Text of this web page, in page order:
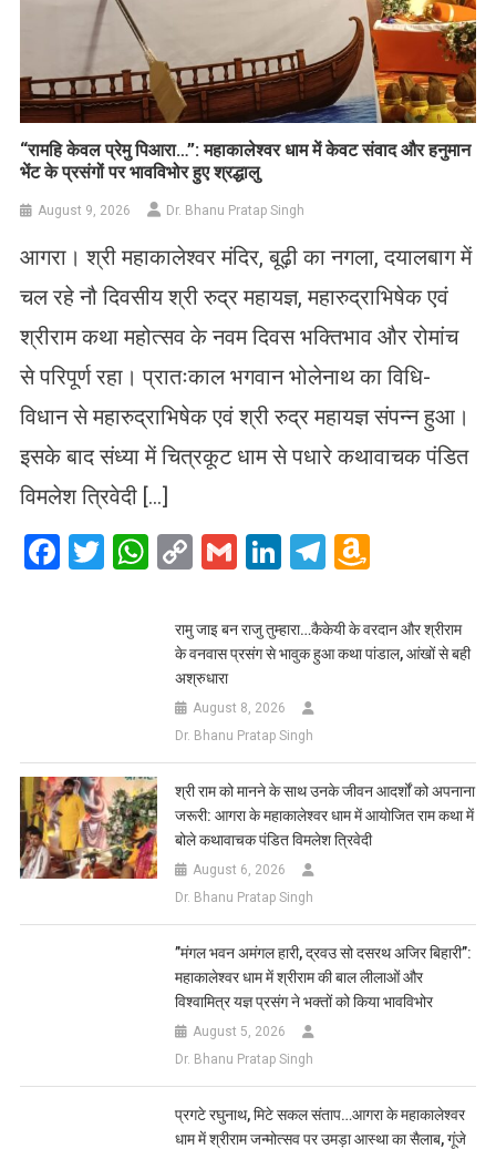
​“रामहि केवल प्रेमु पिआरा…”: महाकालेश्वर धाम में केवट संवाद और हनुमान
भेंट के प्रसंगों पर भावविभोर हुए श्रद्धालु
August 9, 2026 Dr. Bhanu Pratap Singh
आगरा। श्री महाकालेश्वर मंदिर, बूढ़ी का नगला, दयालबाग में
चल रहे नौ दिवसीय श्री रुद्र महायज्ञ, महारुद्राभिषेक एवं
श्रीराम कथा महोत्सव के नवम दिवस भक्तिभाव और रोमांच
से परिपूर्ण रहा। प्रातःकाल भगवान भोलेनाथ का विधि-
विधान से महारुद्राभिषेक एवं श्री रुद्र महायज्ञ संपन्न हुआ।
इसके बाद संध्या में चित्रकूट धाम से पधारे कथावाचक पंडित
विमलेश त्रिवेदी […]
Facebook
Twitter
WhatsApp
CopyGmailLinkedIn
Telegram
List
रामु जाइ बन राजु तुम्हारा…कैकेयी के वरदान और श्रीराम
के वनवास प्रसंग से भावुक हुआ कथा पांडाल, आंखों से बही
अश्रुधारा
August 8, 2026
Dr. Bhanu Pratap Singh
​श्री राम को मानने के साथ उनके जीवन आदर्शों को अपनाना
जरूरी: आगरा के महाकालेश्वर धाम में आयोजित राम कथा में
बोले कथावाचक पंडित विमलेश त्रिवेदी
August 6, 2026
Dr. Bhanu Pratap Singh
​”मंगल भवन अमंगल हारी, द्रवउ सो दसरथ अजिर बिहारी”:
महाकालेश्वर धाम में श्रीराम की बाल लीलाओं और
विश्वामित्र यज्ञ प्रसंग ने भक्तों को किया भावविभोर
August 5, 2026
Dr. Bhanu Pratap Singh
प्रगटे रघुनाथ, मिटे सकल संताप…आगरा के महाकालेश्वर
धाम में श्रीराम जन्मोत्सव पर उमड़ा आस्था का सैलाब, गूंजे